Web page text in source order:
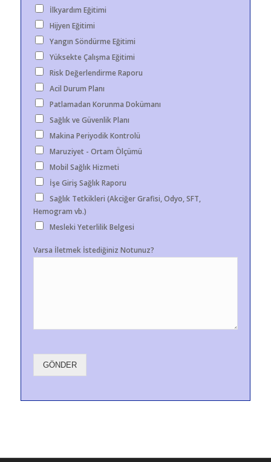
İlkyardım Eğitimi
Hijyen Eğitimi
Yangın Söndürme Eğitimi
Yüksekte Çalışma Eğitimi
Risk Değerlendirme Raporu
Acil Durum Planı
Patlamadan Korunma Dokümanı
Sağlık ve Güvenlik Planı
Makina Periyodik Kontrolü
Maruziyet - Ortam Ölçümü
Mobil Sağlık Hizmeti
İşe Giriş Sağlık Raporu
Sağlık Tetkikleri (Akciğer Grafisi, Odyo, SFT,
Hemogram vb.)
Mesleki Yeterlilik Belgesi
Varsa İletmek İstediğiniz Notunuz?
GÖNDER